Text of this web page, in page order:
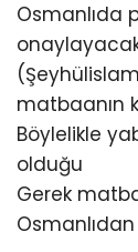
Osmanlıda
matbaanın
Böylelikle
olduğu
Gerek